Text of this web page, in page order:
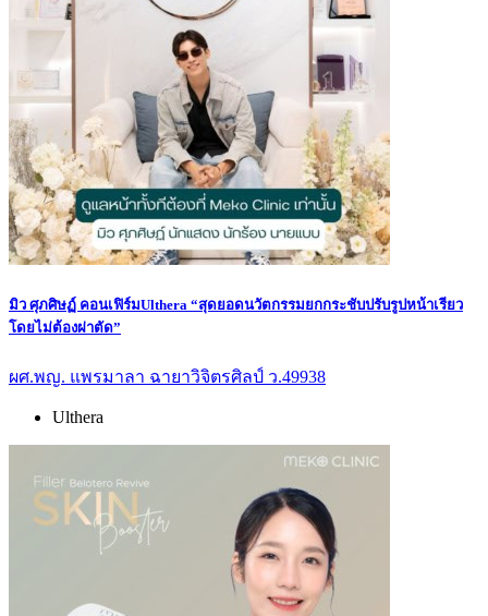
มิว ศุภศิษฏ์ คอนเฟิร์มUlthera “สุดยอดนวัตกรรมยกกระชับปรับรูปหน้าเรียว
โดยไม่ต้องผ่าตัด”
ผศ.พญ. แพรมาลา ฉายาวิจิตรศิลป์ ว.49938
Ulthera